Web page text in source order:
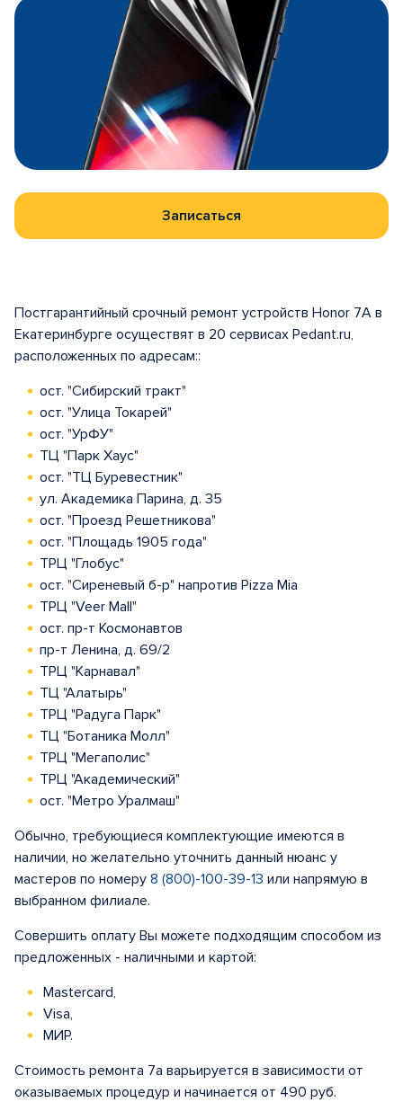
Записаться
Постгарантийный срочный ремонт устройств Honor 7A в
Екатеринбурге осуществят в 20 сервисах Pedant.ru,
расположенных по адресам::
ост. "Сибирский тракт"
ост. "Улица Токарей"
ост. "УрФУ"
ТЦ "Парк Хаус"
ост. "ТЦ Буревестник"
ул. Академика Парина, д. 35
ост. "Проезд Решетникова"
ост. "Площадь 1905 года"
ТРЦ "Глобус"
ост. "Сиреневый б-р" напротив Pizza Mia
ТРЦ "Veer Mall"
ост. пр-т Космонавтов
пр-т Ленина, д. 69/2
ТРЦ "Карнавал"
ТЦ "Алатырь"
ТРЦ "Радуга Парк"
ТЦ "Ботаника Молл"
ТРЦ "Мегаполис"
ТРЦ "Академический"
ост. "Метро Уралмаш"
Обычно, требующиеся комплектующие имеются в
наличии, но желательно уточнить данный нюанс у
мастеров по номеру 8 (800)-100-39-13 или напрямую в
выбранном филиале.
Совершить оплату Вы можете подходящим способом из
предложенных - наличными и картой:
Mastercard,
Visa,
МИР.
Стоимость ремонта 7а варьируется в зависимости от
оказываемых процедур и начинается от 490 руб.